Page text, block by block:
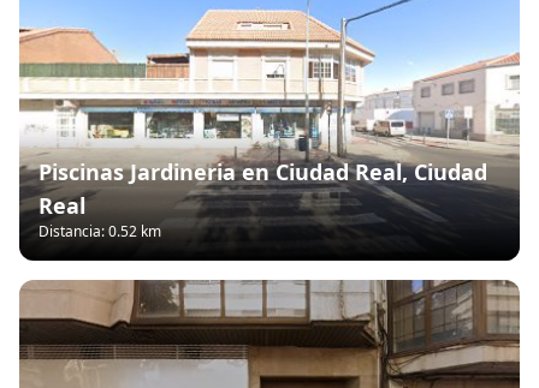
Piscinas Jardineria en Ciudad Real, Ciudad
Real
Distancia: 0.52 km